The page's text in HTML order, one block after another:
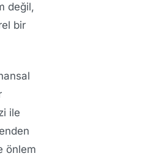
değil,
bir
ile
önlem